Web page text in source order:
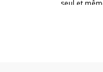
seul et